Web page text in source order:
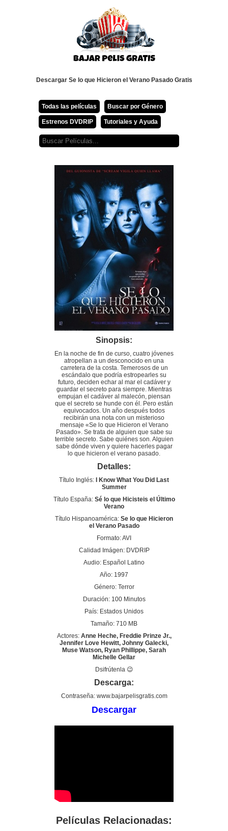
Descargar Se lo que Hicieron el Verano Pasado Gratis
Todas las películas Buscar por Género
Estrenos DVDRIP Tutoriales y Ayuda
Sinopsis:
En la noche de fin de curso, cuatro jóvenes
atropellan a un desconocido en una
carretera de la costa. Temerosos de un
escándalo que podría estropearles su
futuro, deciden echar al mar el cadáver y
guardar el secreto para siempre. Mientras
empujan el cadáver al malecón, piensan
que el secreto se hunde con él. Pero están
equivocados. Un año después todos
recibirán una nota con un misterioso
mensaje «Se lo que Hicieron el Verano
Pasado». Se trata de alguien que sabe su
terrible secreto. Sabe quiénes son. Alguien
sabe dónde viven y quiere hacerles pagar
lo que hicieron el verano pasado.
Detalles:
Título Inglés: I Know What You Did Last
Summer
Título España: Sé lo que Hicisteis el Último
Verano
Título Hispanoamérica: Se lo que Hicieron
el Verano Pasado
Formato: AVI
Calidad Imágen: DVDRIP
Audio: Español Latino
Año: 1997
Género: Terror
Duración: 100 Minutos
País: Estados Unidos
Tamaño: 710 MB
Actores: Anne Heche, Freddie Prinze Jr.,
Jennifer Love Hewitt, Johnny Galecki,
Muse Watson, Ryan Phillippe, Sarah
Michelle Gellar
Dsifrútenla 😉
Descarga:
Contraseña: www.bajarpelisgratis.com
Descargar
Películas Relacionadas: